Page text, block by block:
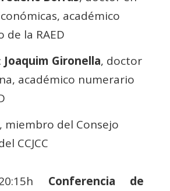
académico
de la RAED
Joaquim Gironella, doctor
académico numerario
, miembro del Consejo
CCJCC
Conferencia de